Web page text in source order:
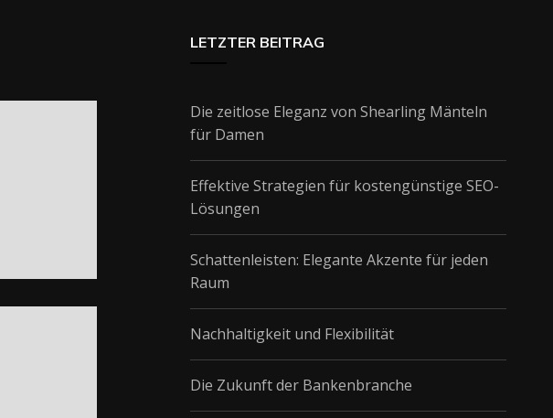
LETZTER BEITRAG
Die zeitlose Eleganz von Shearling Mänteln
für Damen
Effektive Strategien für kostengünstige SEO-
Lösungen
Schattenleisten: Elegante Akzente für jeden
Raum
Nachhaltigkeit und Flexibilität
Die Zukunft der Bankenbranche